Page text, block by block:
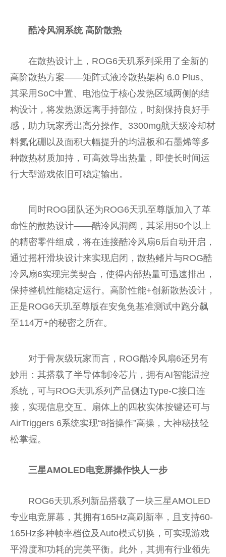
酷冷风洞系统 高阶散热
在散热设计上，ROG6天玑系列采用了全新的
高阶散热方案——矩阵式液冷散热架构 6.0 Plus。
其采用SoC中置、电池位于核心发热区域两侧的结
构设计，将发热源远离手持部位，时刻保持良好手
感，助力玩家秀出高分操作。3300mg航天级冷却材
料氮化硼以及面积大幅提升的均温板和石墨烯等多
种散热材质加持，可高效导出热量，即使长时间运
行大型游戏依旧可稳定输出。
同时ROG团队还为ROG6天玑至尊版加入了革
命性的散热设计——酷冷风洞阀，其采用50个以上
的精密零件组成，将在连接酷冷风扇6后自动开启，
通过摇杆滑块设计来实现启闭，散热鳍片与ROG酷
冷风扇6实现完美契合，使得内部热量可迅速排出，
保持整机性能稳定运行。高阶性能+创新散热设计，
正是ROG6天玑至尊版在安兔兔基准测试中跑分飙
至114万+的秘密之所在。
对于骨灰级玩家而言，ROG酷冷风扇6还另有
妙用：其搭载了半导体制冷芯片，拥有AI智能温控
系统，可与ROG天玑系列产品侧边Type-C接口连
接，实现信息交互。扇体上的四枚实体按键还可与
AirTriggers 6系统实现“8指操作”高操，大神秘技轻
松掌握。
三星AMOLED电竞屏操作快人一步
ROG6天玑系列新品搭载了一块三星AMOLED
专业电竞屏幕，其拥有165Hz高刷新率，且支持60-
165Hz多种帧率档位及Auto模式切换，可实现游戏
平滑度和功耗的完美平衡。此外，其拥有行业领先